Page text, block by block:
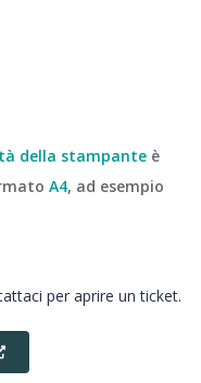
della stampante è
A4, ad esempio
per aprire un ticket.